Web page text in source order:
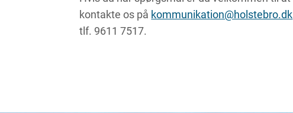
kontakte os på kommunikation@holstebro.dk
tlf. 9611 7517.